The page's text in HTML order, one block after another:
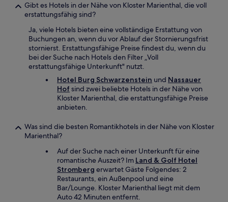
Gibt es Hotels in der Nähe von Kloster Marienthal, die voll
erstattungsfähig sind?
Ja, viele Hotels bieten eine vollständige Erstattung von
Buchungen an, wenn du vor Ablauf der Stornierungsfrist
stornierst. Erstattungsfähige Preise findest du, wenn du
bei der Suche nach Hotels den Filter „Voll
erstattungsfähige Unterkunft" nutzt.
Hotel Burg Schwarzenstein und Nassauer
Hof sind zwei beliebte Hotels in der Nähe von
Kloster Marienthal, die erstattungsfähige Preise
anbieten.
Was sind die besten Romantikhotels in der Nähe von Kloster
Marienthal?
Auf der Suche nach einer Unterkunft für eine
romantische Auszeit? Im Land & Golf Hotel
Stromberg erwartet Gäste Folgendes: 2
Restaurants, ein Außenpool und eine
Bar/Lounge. Kloster Marienthal liegt mit dem
Auto 42 Minuten entfernt.